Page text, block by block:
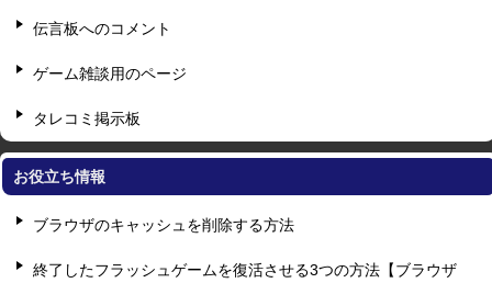
伝言板へのコメント
ゲーム雑談用のページ
タレコミ掲示板
お役立ち情報
ブラウザのキャッシュを削除する方法
終了したフラッシュゲームを復活させる3つの方法【ブラウザ